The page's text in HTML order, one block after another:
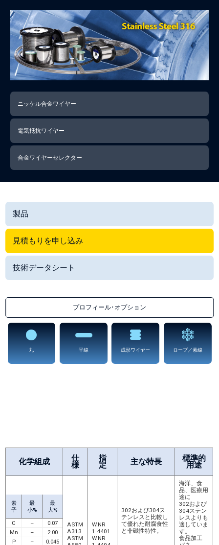
ニッケル合金ワイヤー
電気抵抗ワイヤー
合金ワイヤーセレクター
製品
見積もりを申し込み
技術データシート
プロフィール･オプション
丸 平線 成形ワイヤー ロープ／素線
化学組成 仕
様
指
定 主な特長 標準的
用途
素
子
最
小%
最
大%
C
–
0.07
Mn
–
2.00
P
–
0.045
ASTM
A313
ASTM
W.NR
1.4401
W.NR
302および304ス
テンレスと比較し
て優れた耐腐食性
と非磁性特性。
海洋、食
品、医療用
途に
302および
304ステン
レスよりも
適していま
す。
食品加工